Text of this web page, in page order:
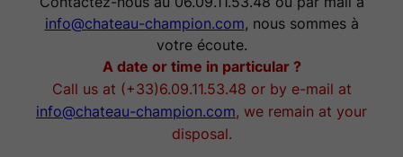
info@chateau-champion.com, nous sommes à
votre écoute.
A date or time in particular ?
Call us at (+33)6.09.11.53.48 or by e-mail at
info@chateau-champion.com, we remain at your
disposal.